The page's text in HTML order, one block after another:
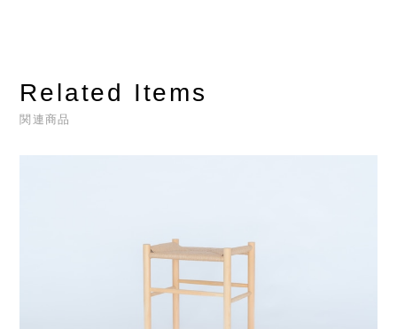
Related Items
関連商品